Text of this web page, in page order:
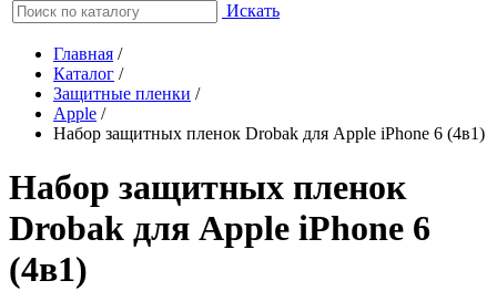
Искать
Главная /
Каталог /
Защитные пленки /
Apple /
Набор защитных пленок Drobak для Apple iPhone 6 (4в1)
Набор защитных пленок
Drobak для Apple iPhone 6
(4в1)